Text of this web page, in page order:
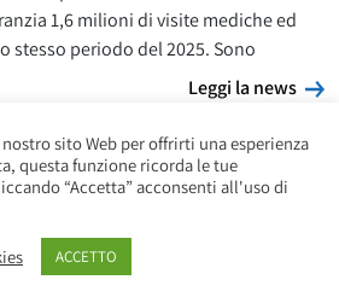
1,6 milioni di visite mediche ed
stesso periodo del 2025. Sono
Leggi la news
sito Web per offrirti una esperienza
questa funzione ricorda le tue
“Accetta” acconsenti all'uso di
ACCETTO